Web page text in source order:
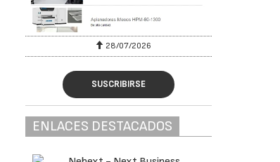
28/07/2026
SUSCRIBIRSE
ENLACES DESTACADOS